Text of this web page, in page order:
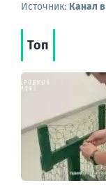
Источник: Канал
Топ